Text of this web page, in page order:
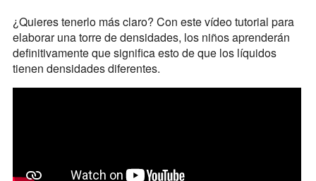
¿Quieres tenerlo más claro? Con este vídeo tutorial para
elaborar una torre de densidades, los niños aprenderán
definitivamente que significa esto de que los líquidos
tienen densidades diferentes.